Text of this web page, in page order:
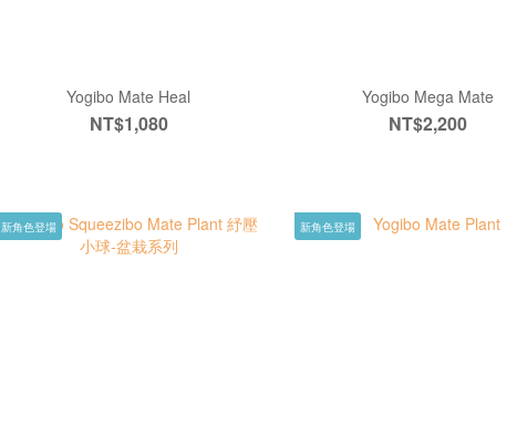
Yogibo Mate Heal
NT$1,080
Yogibo Mega Mate
NT$2,200
新角色登場 新角色登場